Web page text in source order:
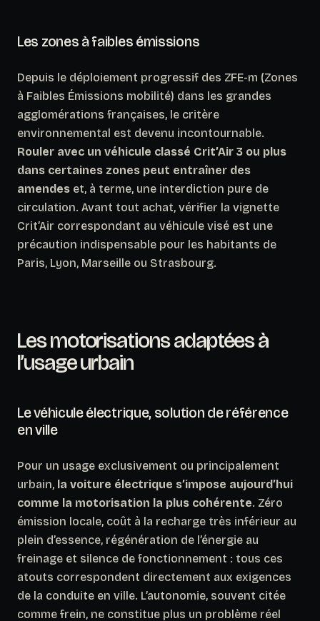
Les zones à faibles émissions
Depuis le déploiement progressif des ZFE-m (Zones
à Faibles Émissions mobilité) dans les grandes
agglomérations françaises, le critère
environnemental est devenu incontournable.
Rouler avec un véhicule classé Crit’Air 3 ou plus
dans certaines zones peut entraîner des
amendes et, à terme, une interdiction pure de
circulation. Avant tout achat, vérifier la vignette
Crit’Air correspondant au véhicule visé est une
précaution indispensable pour les habitants de
Paris, Lyon, Marseille ou Strasbourg.
Les motorisations adaptées à
l’usage urbain
Le véhicule électrique, solution de référence
en ville
Pour un usage exclusivement ou principalement
urbain, la voiture électrique s’impose aujourd’hui
comme la motorisation la plus cohérente. Zéro
émission locale, coût à la recharge très inférieur au
plein d’essence, régénération de l’énergie au
freinage et silence de fonctionnement : tous ces
atouts correspondent directement aux exigences
de la conduite en ville. L’autonomie, souvent citée
comme frein, ne constitue plus un problème réel